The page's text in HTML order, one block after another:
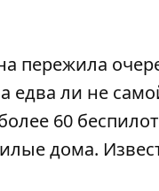
пережила
едва ли не
60
дома.